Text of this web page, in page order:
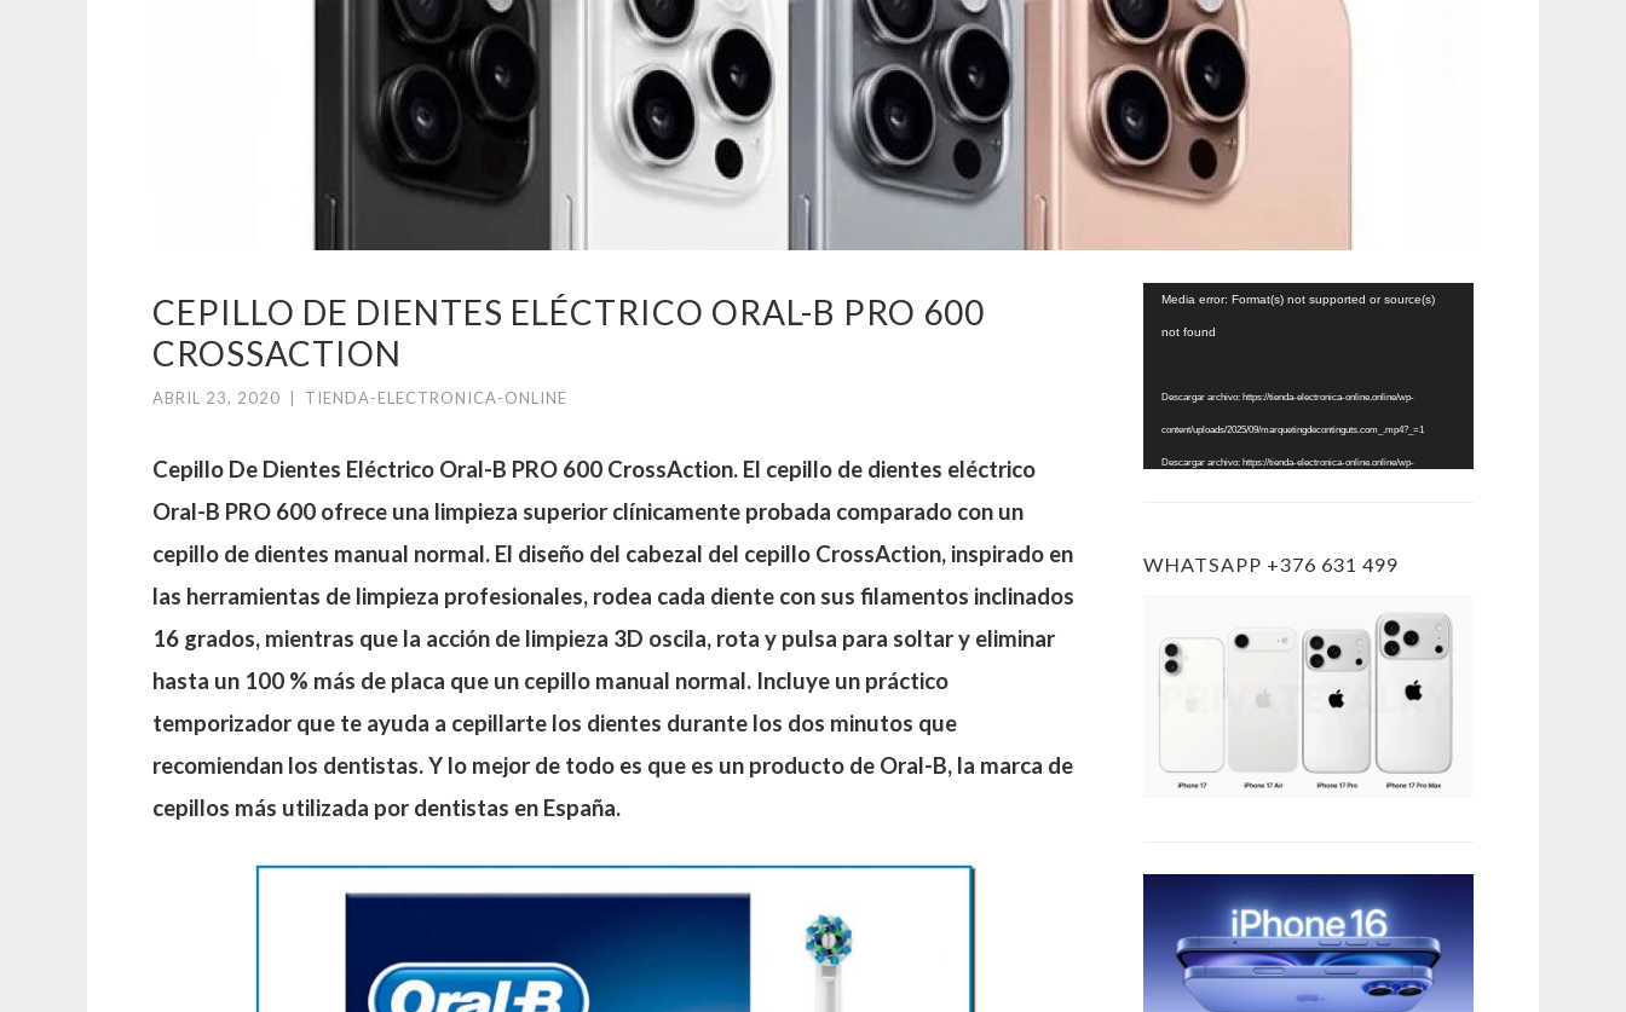
CEPILLO DE DIENTES ELÉCTRICO ORAL-B PRO 600
CROSSACTION
ABRIL 23, 2020 TIENDA-ELECTRONICA-ONLINE
Cepillo De Dientes Eléctrico Oral-B PRO 600 CrossAction. El cepillo de dientes eléctrico
Oral-B PRO 600 ofrece una limpieza superior clínicamente probada comparado con un
cepillo de dientes manual normal. El diseño del cabezal del cepillo CrossAction, inspirado en
las herramientas de limpieza profesionales, rodea cada diente con sus filamentos inclinados
16 grados, mientras que la acción de limpieza 3D oscila, rota y pulsa para soltar y eliminar
hasta un 100 % más de placa que un cepillo manual normal. Incluye un práctico
temporizador que te ayuda a cepillarte los dientes durante los dos minutos que
recomiendan los dentistas. Y lo mejor de todo es que es un producto de Oral-B, la marca de
cepillos más utilizada por dentistas en España.
Reproductor
Media error: Format(s) not supported or source(s)
not found
Descargar archivo: https://tienda-electronica-online.online/wp-
content/uploads/2025/09/marquetingdecontinguts.com_.mp4?_=1
Descargar archivo: https://tienda-electronica-online.online/wp-
WHATSAPP +376 631 499